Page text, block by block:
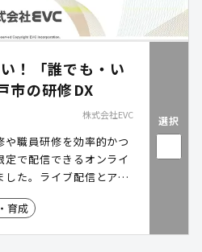
！「誰でも・い
市の研修DX
株式会社EVC
職員研修を効率的かつ
で配信できるオンライ
た。ライブ配信とアー
とで「誰でも・いつで
整備。さらに動画を資
育成
選択